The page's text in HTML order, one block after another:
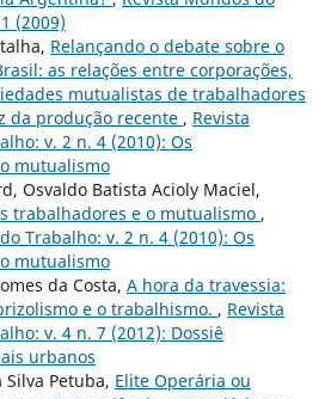
(2009)
Relançando o debate sobre o
as relações entre corporações,
mutualistas de trabalhadores
da produção recente , Revista
v. 2 n. 4 (2010): Os
mutualismo
Osvaldo Batista Acioly Maciel,
trabalhadores e o mutualismo ,
Trabalho: v. 2 n. 4 (2010): Os
mutualismo
da Costa, A hora da travessia:
e o trabalhismo. , Revista
v. 4 n. 7 (2012): Dossiê
urbanos
Petuba, Elite Operária ou